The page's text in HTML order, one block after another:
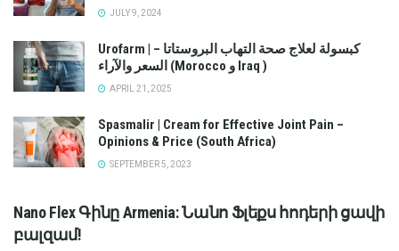
JULY 9, 2024
Urofarm | كبسولة لعلاج صحة التهاب البروستاتا –
السعر والآراء (Morocco و Iraq )
APRIL 21, 2025
Spasmalir | Cream for Effective Joint Pain –
Opinions & Price (South Africa)
SEPTEMBER 5, 2023
Nano Flex Գինը Armenia: Նանո Ֆլեքս հոդերի ցավի
բալզամ!